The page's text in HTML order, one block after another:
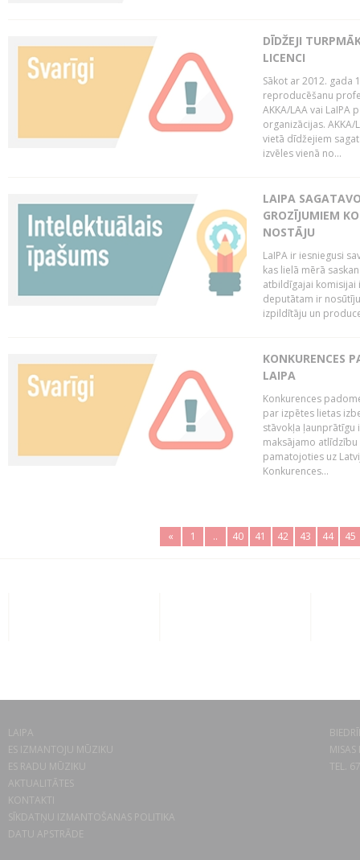
DĪDŽEJI
LICENCI
Sākot ar 2012. gada
reproducēšanu
AKKA/LAA vai LaIPA
organizācijas.
vietā dīdžejiem
izvēles vienā no...
LAIPA
GROZĪJUMIEM
NOSTĀJU
LaIPA ir iesniegusi
kas lielā mērā
atbildīgajai komisijai
deputātam ir
izpildītāju un
KONKURENCES
LAIPA
Konkurences
par izpētes lietas
stāvokļa ļaunprātīgu
maksājamo
pamatojoties uz
Konkurences...
« 1 .. 40 41 42 43 44 45
LAIPA
ES IZMANTOJU MŪZIKU
ES RADU MŪZIKU
AKTUALITĀTES
KONTAKTI
SĪKDATŅU IZMANTOŠANAS POLITIKA
DATU APSTRĀDE
TEL.